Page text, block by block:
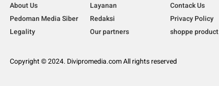
About Us Layanan
Contack Us
Pedoman Media Siber
Redaksi
Privacy Policy
Legality
Our partners shoppe product
Copyright © 2024. Divipromedia.com All rights reserved